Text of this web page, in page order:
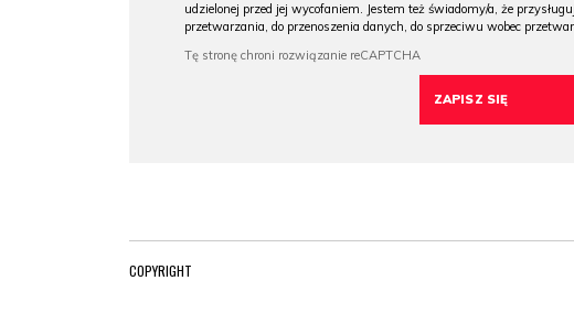
udzielonej przed jej wycofaniem. Jestem też świadomy/a, że
przetwarzania, do przenoszenia danych, do sprzeciwu wobec
COPYRIGHT